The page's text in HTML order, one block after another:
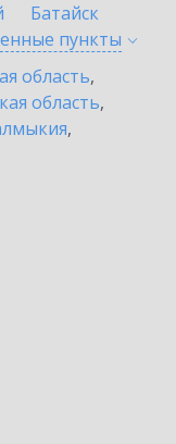
Батайск
пункты
область,
область,
,